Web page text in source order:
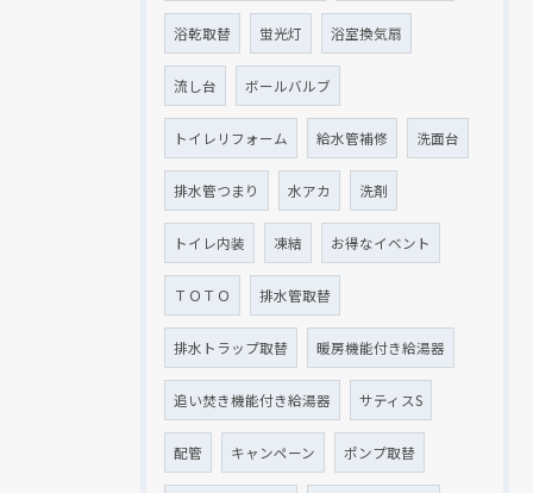
浴乾取替 蛍光灯 浴室換気扇
流し台 ボールバルブ
トイレリフォーム 給水管補修 洗面台
排水管つまり 水アカ 洗剤
トイレ内装 凍結 お得なイベント
ＴＯＴＯ 排水管取替
排水トラップ取替 暖房機能付き給湯器
追い焚き機能付き給湯器 サティスS
配管 キャンペーン ポンプ取替